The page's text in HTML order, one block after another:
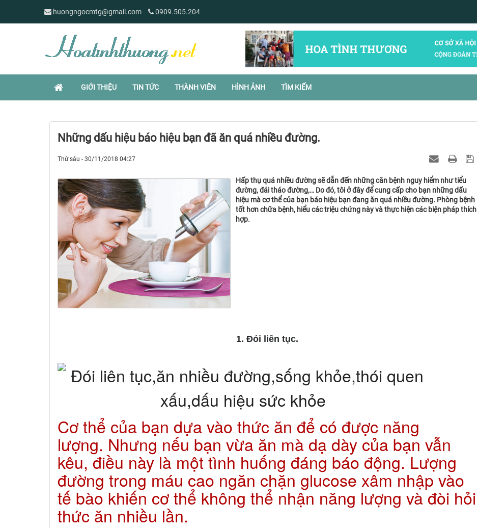
huongngocmtg@gmail.com 0909.505.204
GIỚI THIỆU TIN TỨC THÀNH VIÊN HÌNH ẢNH TÌM KIẾM
Những dấu hiệu báo hiệu bạn đã ăn quá nhiều đường.
Thứ sáu - 30/11/2018 04:27
Hấp thụ quá nhiều đường sẽ dẫn đến những căn bệnh nguy hiểm như tiểu
đường, đái tháo đường,… Do đó, tôi ở đây để cung cấp cho bạn những dấu
hiệu mà cơ thể của bạn báo hiệu bạn đang ăn quá nhiều đường. Phòng bệnh
tốt hơn chữa bệnh, hiểu các triệu chứng này và thực hiện các biện pháp thích
hợp.
1. Đói liên tục.
Cơ thể của bạn dựa vào thức ăn để có được năng
lượng. Nhưng nếu bạn vừa ăn mà dạ dày của bạn vẫn
kêu, điều này là một tình huống đáng báo động. Lượng
đường trong máu cao ngăn chặn glucose xâm nhập vào
tế bào khiến cơ thể không thể nhận năng lượng và đòi hỏi
thức ăn nhiều lần.